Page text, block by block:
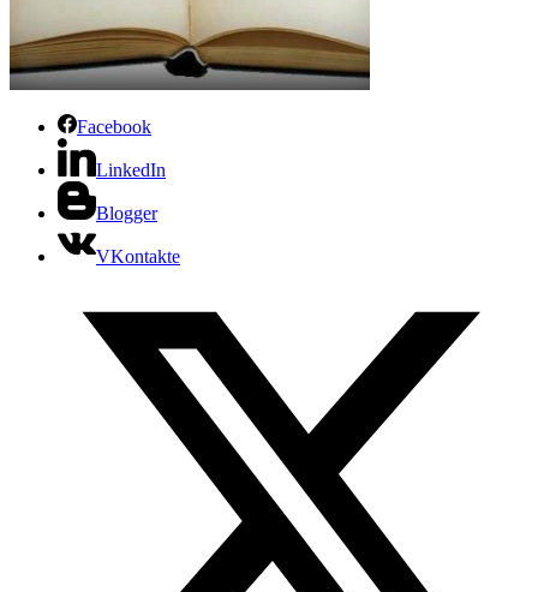
Facebook
LinkedIn
Blogger
VKontakte